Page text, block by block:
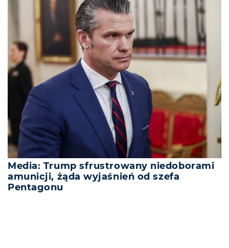
Media: Trump sfrustrowany niedoborami
amunicji, żąda wyjaśnień od szefa
Pentagonu